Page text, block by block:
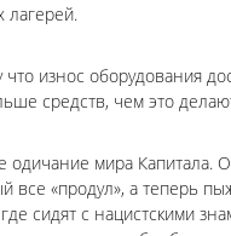
лагерей.
износ оборудования
средств, чем это
мира Капитала.
все «продул», а теперь
сидят с нацистскими